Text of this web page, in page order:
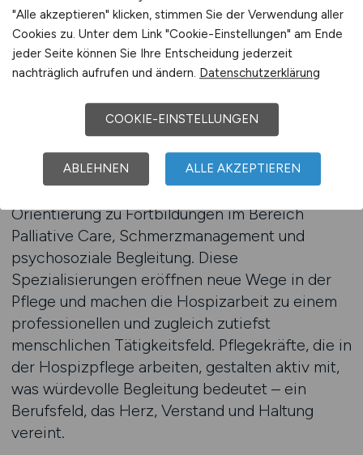
und Angehörigen umgegangen wird.
Pflegekräfte, die Teil eines Hospizteams
werden, erleben eine Arbeitsumgebung, in der
Wertschätzung selbstverständlich ist. Sie
arbeiten in kleinen Teams, mit Zeit für
Zuwendung und einer Kultur der Offenheit und
gegenseitigen Unterstützung.
Darüber hinaus bietet die Plattform
Orientierung zu Fortbildungen im Bereich
Palliative Care, Schmerzmanagement und
psychosoziale Begleitung. Diese
Spezialisierungen eröffnen neue Wege in der
Pflege und machen die Hospizarbeit zu einem
professionellen und zugleich zutiefst
menschlichen Tätigkeitsfeld. Pflegekräfte, die in
der Hospizpflege arbeiten, gestalten aktiv mit,
was würdevolle Begleitung bedeutet – ein
Berufsfeld, das Herz, Verstand und Haltung
vereint.
"Alle akzeptieren" klicken, stimmen Sie der Verwendung aller
Cookies zu. Unter dem Link "Cookie-Einstellungen" am Ende
jeder Seite können Sie Ihre Entscheidung jederzeit
nachträglich aufrufen und ändern. Datenschutzerklärung
COOKIE-EINSTELLUNGEN
ABLEHNEN ALLE AKZEPTIEREN